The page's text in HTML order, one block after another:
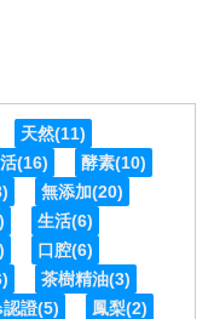
天然(11)
(16) 酵素(10)
無添加(20)
生活(6)
口腔(6)
茶樹精油(3)
證(5) 鳳梨(2)